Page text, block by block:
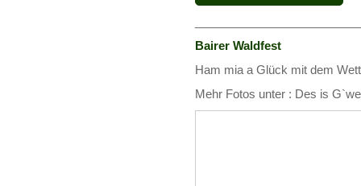
Bairer Waldfest
Ham mia a Glück mit dem
Mehr Fotos unter : Des is